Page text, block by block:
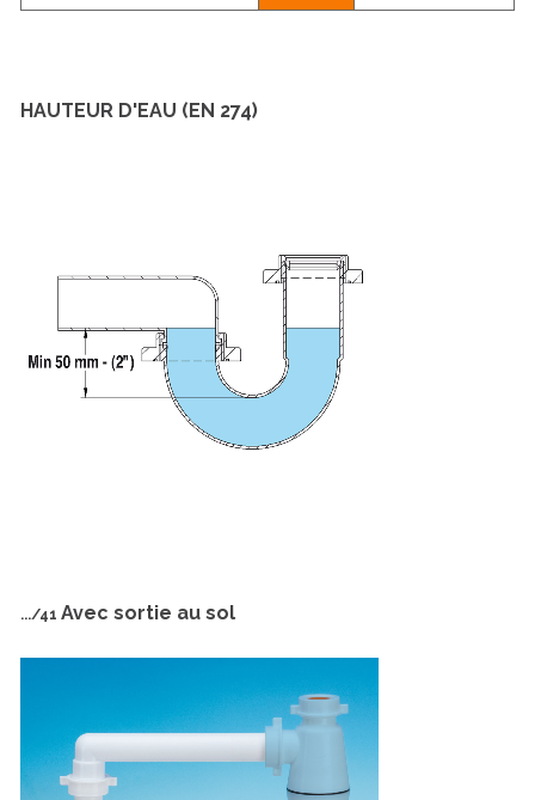
HAUTEUR D'EAU (EN 274)
.../41 Avec sortie au sol